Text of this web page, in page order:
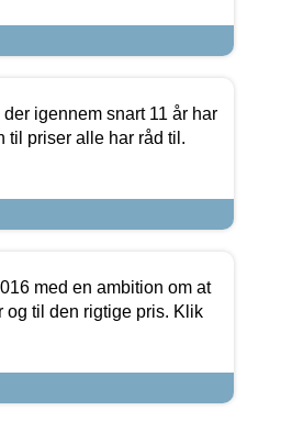
igennem snart 11 år har
til priser alle har råd til.
med en ambition om at
og til den rigtige pris. Klik